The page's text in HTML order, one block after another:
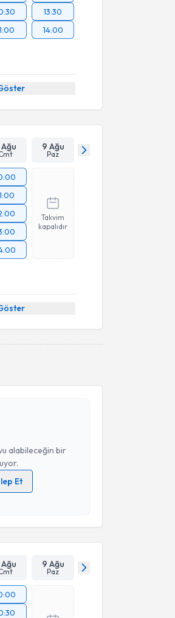
13:30
14:00
9 Ağu
Paz
Takvim
kapalıdır
alabileceğin bir
Et
randevu takvimi talebi
için bir takvim
Aydınlatma Metni
9 Ağu
Paz